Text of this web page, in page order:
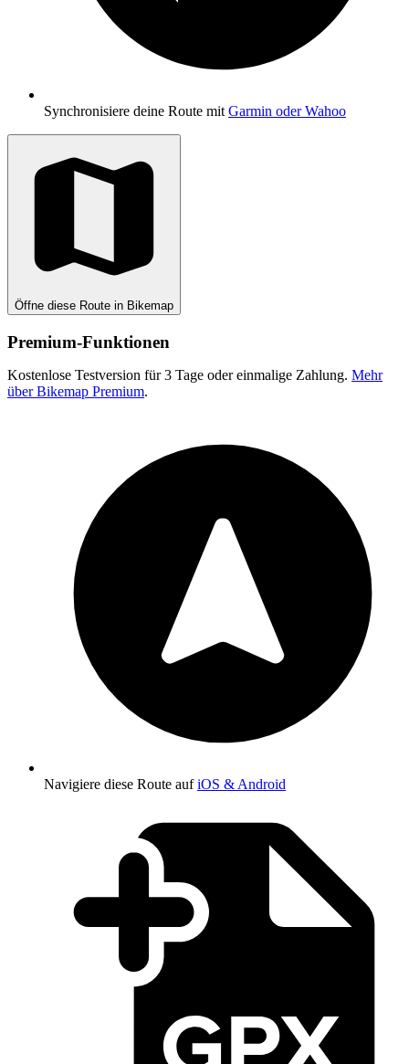
Synchronisiere deine Route mit Garmin oder Wahoo
Öffne diese Route in Bikemap
Premium-Funktionen
Kostenlose Testversion für 3 Tage oder einmalige Zahlung. Mehr
über Bikemap Premium.
Navigiere diese Route aufiOS & Android